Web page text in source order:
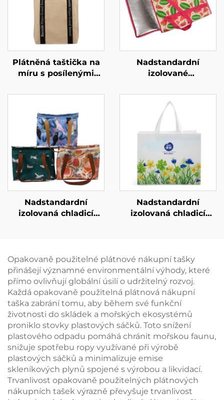
Plátněná taštička na
míru s posílenými
nosná taštička pro
Nadstandardní
izolované
potravinové tašky,
skládací chladicí taška
na potraviny pro
podnikové značkovací
Nadstandardní
izolovaná chladicí
taška s motivem
ptáků a květin
Nadstandardní
izolovaná chladicí
taška s motivem
ptáků a květin
Opakovaně použitelné plátnové nákupní tašky
přinášejí významné environmentální výhody, které
přímo ovlivňují globální úsilí o udržitelný rozvoj.
Každá opakovaně použitelná plátnová nákupní
taška zabrání tomu, aby během své funkční
životnosti do skládek a mořských ekosystémů
proniklo stovky plastových sáčků. Toto snížení
plastového odpadu pomáhá chránit mořskou faunu,
snižuje spotřebu ropy využívané při výrobě
plastových sáčků a minimalizuje emise
skleníkových plynů spojené s výrobou a likvidací.
Trvanlivost opakovaně použitelných plátnových
nákupních tašek výrazně převyšuje trvanlivost